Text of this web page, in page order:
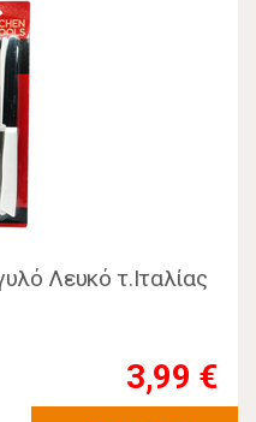
Λευκό τ.Ιταλίας
3,99 €